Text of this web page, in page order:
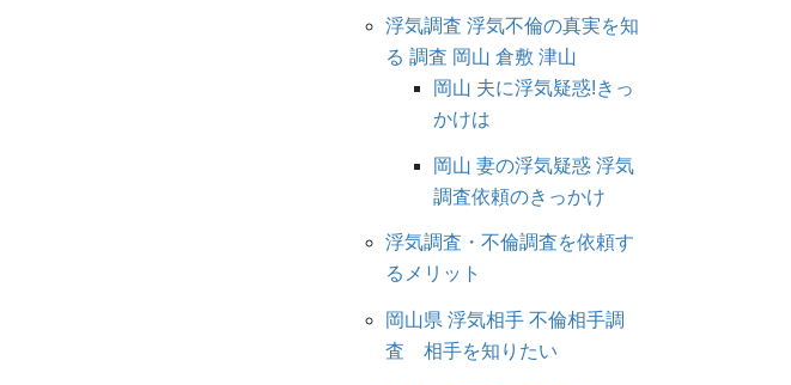
浮気調査 浮気不倫の真実を知
る 調査 岡山 倉敷 津山
岡山 夫に浮気疑惑!きっ
かけは
岡山 妻の浮気疑惑 浮気
調査依頼のきっかけ
浮気調査・不倫調査を依頼す
るメリット
岡山県 浮気相手 不倫相手調
査 相手を知りたい